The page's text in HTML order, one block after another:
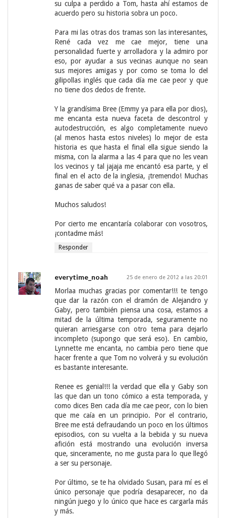
su culpa a perdido a Tom, hasta ahí estamos de
acuerdo pero su historia sobra un poco.
Para mi las otras dos tramas son las interesantes,
René cada vez me cae mejor, tiene una
personalidad fuerte y arrolladora y la admiro por
eso, por ayudar a sus vecinas aunque no sean
sus mejores amigas y por como se toma lo del
gilipollas inglés que cada día me cae peor y que
no tiene dos dedos de frente.
Y la grandísima Bree (Emmy ya para ella por dios),
me encanta esta nueva faceta de descontrol y
autodestrucción, es algo completamente nuevo
(al menos hasta estos niveles) lo mejor de esta
historia es que hasta el final ella sigue siendo la
misma, con la alarma a las 4 para que no les vean
los vecinos y tal jajaja me encantó esa parte, y el
final en el acto de la inglesia, ¡tremendo! Muchas
ganas de saber qué va a pasar con ella.
Muchos saludos!
Por cierto me encantaría colaborar con vosotros,
¡contadme más!
Responder
everytime_noah 25 de enero de 2012 a las 20:01
Morlaa muchas gracias por comentar!!! te tengo
que dar la razón con el dramón de Alejandro y
Gaby, pero también piensa una cosa, estamos a
mitad de la última temporada, seguramente no
quieran arriesgarse con otro tema para dejarlo
incompleto (supongo que será eso). En cambio,
Lynnette me encanta, no cambia pero tiene que
hacer frente a que Tom no volverá y su evolución
es bastante interesante.
Renee es genial!!! la verdad que ella y Gaby son
las que dan un tono cómico a esta temporada, y
como dices Ben cada día me cae peor, con lo bien
que me caía en un principio. Por el contrario,
Bree me está defraudando un poco en los últimos
episodios, con su vuelta a la bebida y su nueva
afición está mostrando una evolución inversa
que, sinceramente, no me gusta para lo que llegó
a ser su personaje.
Por último, se te ha olvidado Susan, para mí es el
único personaje que podría desaparecer, no da
ningún juego y lo único que hace es cargarla más
y más.